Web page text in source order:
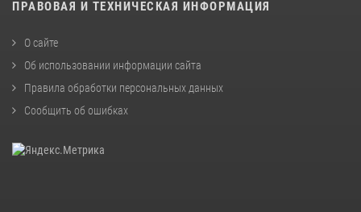
ПРАВОВАЯ И ТЕХНИЧЕСКАЯ ИНФОРМАЦИЯ
О сайте
Об использовании информации сайта
Правила обработки персональных данных
Сообщить об ошибках